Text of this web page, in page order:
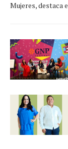
Mujeres, destaca